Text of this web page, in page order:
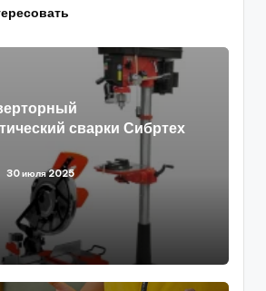
сварки Сибртех
30 июля 2025